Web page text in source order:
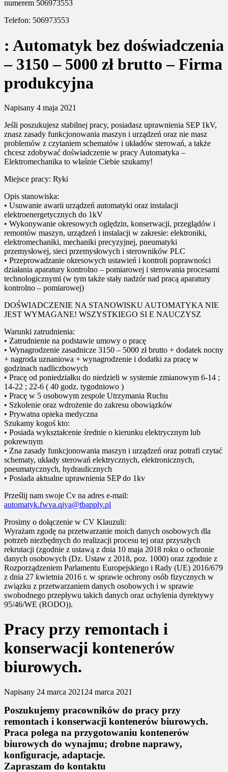
numerem 506973553
Telefon: 506973553
: Automatyk bez doświadczenia
– 3150 – 5000 zł brutto – Firma
produkcyjna
Napisany 4 maja 2021
Jeśli poszukujesz stabilnej pracy, posiadasz uprawnienia SEP 1kV,
znasz zasady funkcjonowania maszyn i urządzeń oraz nie masz
problemów z czytaniem schematów i układów sterowań, a także
chcesz zdobywać doświadczenie w pracy Automatyka –
Elektromechanika to właśnie Ciebie szukamy!
Miejsce pracy: Ryki
Opis stanowiska:
• Usuwanie awarii urządzeń automatyki oraz instalacji
elektroenergetycznych do 1kV
• Wykonywanie okresowych oględzin, konserwacji, przeglądów i
remontów maszyn, urządzeń i instalacji w zakresie: elektroniki,
elektromechaniki, mechaniki precyzyjnej, pneumatyki
przemysłowej, sieci przemysłowych i sterowników PLC
• Przeprowadzanie okresowych ustawień i kontroli poprawności
działania aparatury kontrolno – pomiarowej i sterowania procesami
technologicznymi (w tym także stały nadzór nad pracą aparatury
kontrolno – pomiarowej)
DOŚWIADCZENIE NA STANOWISKU AUTOMATYKA NIE
JEST WYMAGANE! WSZYSTKIEGO SI E NAUCZYSZ
Warunki zatrudnienia:
• Zatrudnienie na podstawie umowy o pracę
• Wynagrodzenie zasadnicze 3150 – 5000 zł brutto + dodatek nocny
+ nagroda uznaniowa + wynagrodzenie i dodatki za pracę w
godzinach nadliczbowych
• Pracę od poniedziałku do niedzieli w systemie zmianowym 6-14 ;
14-22 ; 22-6 ( 40 godz. tygodniowo )
• Pracę w 5 osobowym zespole Utrzymania Ruchu
• Szkolenie oraz wdrożenie do zakresu obowiązków
• Prywatna opieka medyczna
Szukamy kogoś kto:
• Posiada wykształcenie średnie o kierunku elektrycznym lub
pokrewnym
• Zna zasady funkcjonowania maszyn i urządzeń oraz potrafi czytać
schematy, układy sterowań elektrycznych, elektronicznych,
pneumatycznych, hydraulicznych
• Posiada aktualne uprawnienia SEP do 1kv
Prześlij nam swoje Cv na adres e-mail:
automatyk.fwva.qiya@tbapply.pl
Prosimy o dołączenie w CV Klauzuli:
Wyrażam zgodę na przetwarzanie moich danych osobowych dla
potrzeb niezbędnych do realizacji procesu tej oraz przyszłych
rekrutacji (zgodnie z ustawą z dnia 10 maja 2018 roku o ochronie
danych osobowych (Dz. Ustaw z 2018, poz. 1000) oraz zgodnie z
Rozporządzeniem Parlamentu Europejskiego i Rady (UE) 2016/679
z dnia 27 kwietnia 2016 r. w sprawie ochrony osób fizycznych w
związku z przetwarzaniem danych osobowych i w sprawie
swobodnego przepływu takich danych oraz uchylenia dyrektywy
95/46/WE (RODO)).
Pracy przy remontach i
konserwacji kontenerów
biurowych.
Napisany 24 marca 2021 24 marca 2021
Poszukujemy pracowników do pracy przy
remontach i konserwacji kontenerów biurowych.
Praca polega na przygotowaniu kontenerów
biurowych do wynajmu; drobne naprawy,
konfiguracje, adaptacje.
Zapraszam do kontaktu